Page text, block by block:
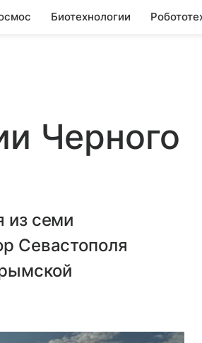
Биотехнологии
Черного
из семи
Севастополя